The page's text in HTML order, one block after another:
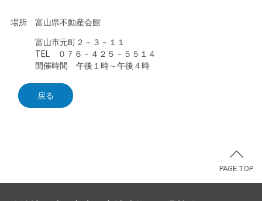
場所 富山県不動産会館
富山市元町２－３－１１
TEL ０７６－４２５－５５１４
開催時間 午後１時～午後４時
戻る
PAGE TOP